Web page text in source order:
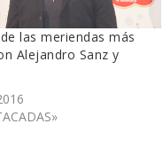
las meriendas más
Alejandro Sanz y